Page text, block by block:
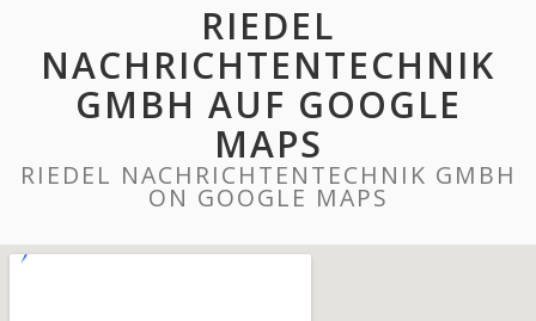
RIEDEL
NACHRICHTENTECHNIK
GMBH AUF GOOGLE
MAPS
RIEDEL NACHRICHTENTECHNIK GMBH
ON GOOGLE MAPS